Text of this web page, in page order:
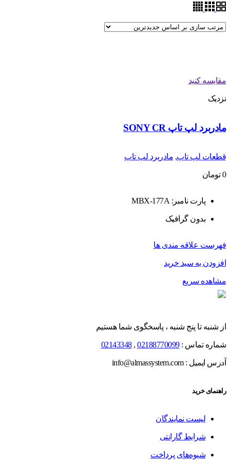
مقایسه کنید
نزدیک
مادربرد لپ تاپ SONY CR
قطعات لپ تاپ, مادربرد لپ تاپ
0 تومان
پارت نامبر: MBX-177A
بدون گرافیک
فهرست علاقه مندی ها
افزودن به سبد خرید
مشاهده سریع
از شنبه تا پنج شنبه ، پاسخگوی شما هستیم
شماره تماس :02188770099
,
02143348
آدرس ایمیل : info@almassystem.com
راهنمای خرید
لیست نمایندگان
شرایط گارانتی
شیوه‌های پرداخت